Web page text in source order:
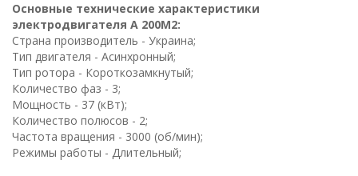
Основные технические характеристики
электродвигателя А 200M2:
Страна производитель - Украина;
Тип двигателя - Асинхронный;
Тип ротора - Короткозамкнутый;
Количество фаз - 3;
Мощность - 37 (кВт);
Количество полюсов - 2;
Частота вращения - 3000 (об/мин);
Режимы работы - Длительный;